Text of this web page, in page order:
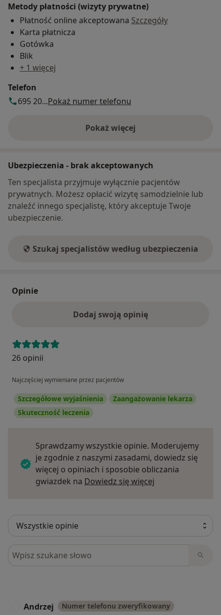
Metody płatności (wizyty prywatne)
Płatność online akceptowana Szczegóły
Karta płatnicza
Gotówka
Blik
+ 1 więcej
Telefon
695 20...Pokaż numer telefonu
Pokaż więcej
o adresie
Ubezpieczenia - brak akceptowanych
Ten specjalista przyjmuje wyłącznie pacjentów
prywatnych. Możesz opłacić wizytę samodzielnie lub
znaleźć innego specjalistę, który akceptuje Twoje
ubezpieczenie.
Szukaj specjalistów według ubezpieczenia
Opinie
Dodaj swoją opinię
26 opinii
Najczęściej wymieniane przez pacjentów
Szczegółowe wyjaśnienia
Zaangażowanie lekarza
Skuteczność leczenia
Sprawdzamy wszystkie opinie. Moderujemy
je zgodnie z naszymi zasadami, dowiedz się
więcej o opiniach i sposobie obliczania
gwiazdek na Dowiedz się więcej
Szukaj w opiniach
Andrzej Numer telefonu zweryfikowany